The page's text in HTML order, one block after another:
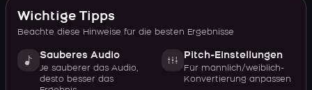
Wichtige Tipps
Beachte diese Hinweise für die besten Ergebnisse
Sauberes Audio
Je sauberer das Audio,
desto besser das
Pitch-Einstellungen
Für männlich/weiblich-
Konvertierung anpassen